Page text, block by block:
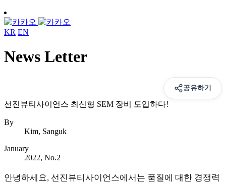
KR EN
News Letter
공유하기
선진뷰티사이언스 최신형 SEM 장비 도입하다!
By
Kim, Sanguk
January
2022, No.2
안녕하세요, 선진뷰티사이언스에서는 품질에 대한 경쟁력